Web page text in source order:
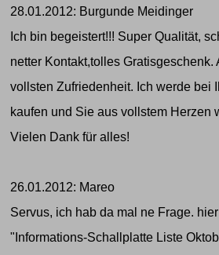
28.01.2012: Burgunde Meidinger
Ich bin begeistert!!! Super Qualität,
netter Kontakt,tolles Gratisgeschenk.
vollsten Zufriedenheit. Ich werde bei
kaufen und Sie aus vollstem Herzen
Vielen Dank für alles!
26.01.2012: Mareo
Servus, ich hab da mal ne Frage.
"Informations-Schallplatte Liste